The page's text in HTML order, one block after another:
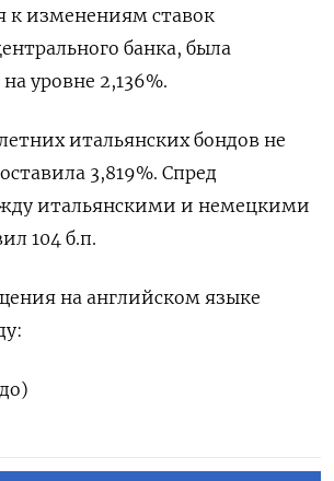
к изменениям ставок
банка, была
уровне 2,136%.
итальянских бондов не
3,819%. Спред
итальянскими и немецкими
104 б.п.
на английском языке